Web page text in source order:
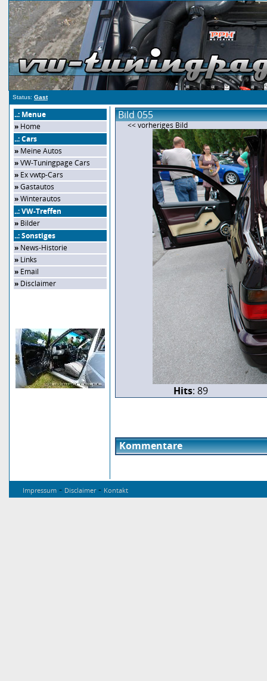
Status: Gast
..: Menue
» Home
..: Cars
» Meine Autos
»VW-Tuningpage Cars
» Ex vwtp-Cars
»Gastautos
»Winterautos
..: VW-Treffen
» Bilder
..: Sonstiges
» News-Historie
» Links
» Email
» Disclaimer
Bild 055
<< vorheriges Bild
Hits: 89
Kommentare
Impressum - Disclaimer- Kontakt